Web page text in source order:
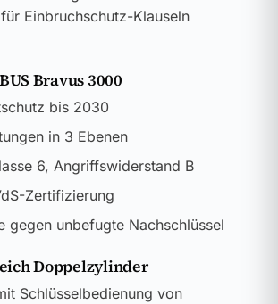
Einbruchschutz-Klauseln
Bravus 3000
bis 2030
in 3 Ebenen
6, Angriffswiderstand B
Zertifizierung
gegen unbefugte Nachschlüssel
Doppelzylinder
Schlüsselbedienung von